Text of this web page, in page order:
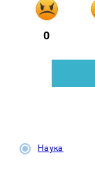
0
Наука